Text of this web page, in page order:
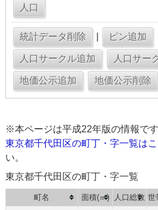
※本ページは平成22年版の情報で
東京都千代田区の町丁・字一覧は
い。
東京都千代田区の町丁・字一覧
町名 面積(㎡) 人口総数 世